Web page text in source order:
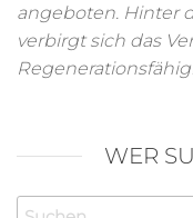
angeboten. Hinter
verbirgt sich das
WER
Suchen